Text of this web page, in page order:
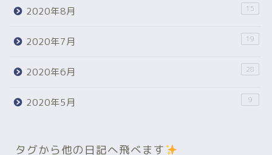
2020年8月 15
2020年7月 19
2020年6月 28
2020年5月 9
タグから他の日記へ飛べます